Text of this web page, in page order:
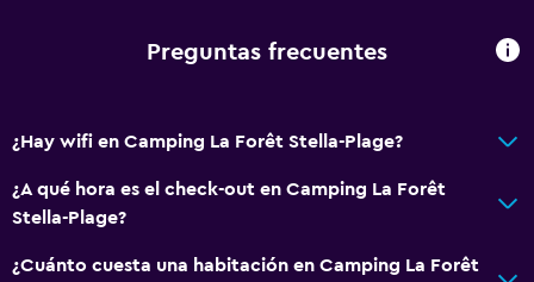
Servicios básicos
Extinguidor
Alarma de humo
Calefacción
Toallas/ropa de cama (cargo adicional)
Preguntas frecuentes
¿Hay wifi en Camping La Forêt Stella-Plage?
¿A qué hora es el check-out en Camping La Forêt
Stella-Plage?
¿Cuánto cuesta una habitación en Camping La Forêt